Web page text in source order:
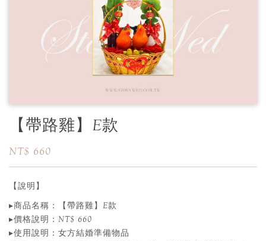
【帶路雞】E款
NT$ 660
【說明】
▸商品名稱：【帶路雞】E款
▸價格說明：NT$ 660
▸使用說明：女方結婚準備物品